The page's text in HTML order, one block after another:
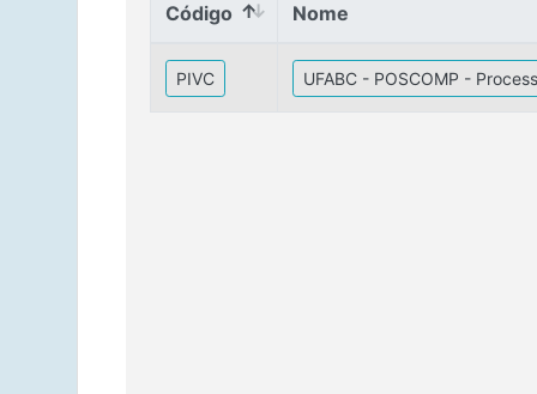
Código
Nome
Código
Nome
PIVC UFABC - POSCOMP -